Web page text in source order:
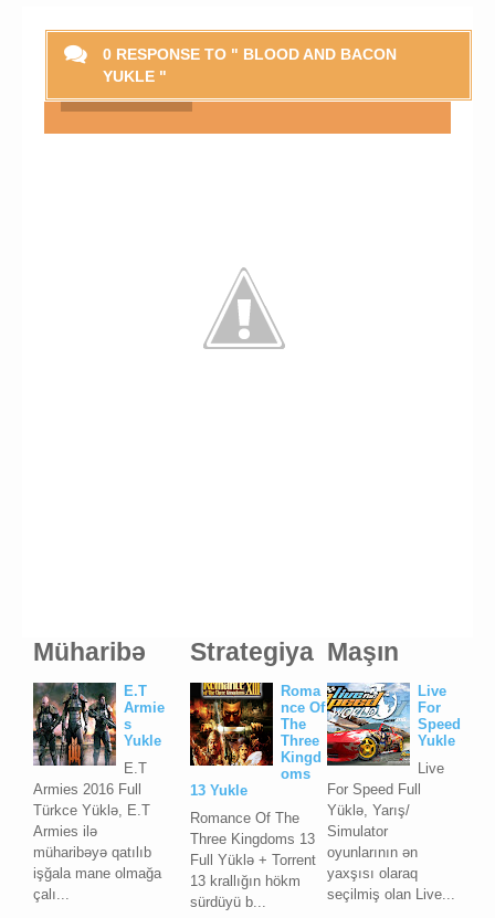
0 RESPONSE TO " BLOOD AND BACON
YUKLE "
Müharibə
E.T
Armie
s
Yukle
E.T
Armies 2016 Full
Türkce Yüklə, E.T
Armies ilə
müharibəyə qatılıb
işğala mane olmağa
çalı...
Maşın
Live
For
Speed
Yukle
Live
For Speed Full
Yüklə, Yarış/
Simulator
oyunlarının ən
yaxşısı olaraq
seçilmiş olan Live...
Strategiya
Roma
nce Of
The
Three
Kingd
oms
13 Yukle
Romance Of The
Three Kingdoms 13
Full Yüklə + Torrent
13 krallığın hökm
sürdüyü b...